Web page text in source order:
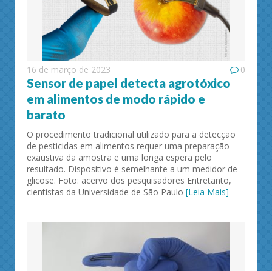
16 de março de 2023 0
Sensor de papel detecta agrotóxico
em alimentos de modo rápido e
barato
O procedimento tradicional utilizado para a detecção
de pesticidas em alimentos requer uma preparação
exaustiva da amostra e uma longa espera pelo
resultado. Dispositivo é semelhante a um medidor de
glicose. Foto: acervo dos pesquisadores Entretanto,
cientistas da Universidade de São Paulo [Leia Mais]